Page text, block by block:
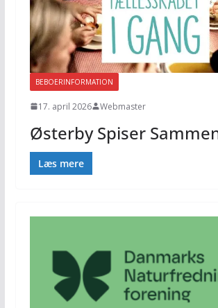
BEBOERINFORMATION
17. april 2026 Webmaster
Østerby Spiser
Læs mere